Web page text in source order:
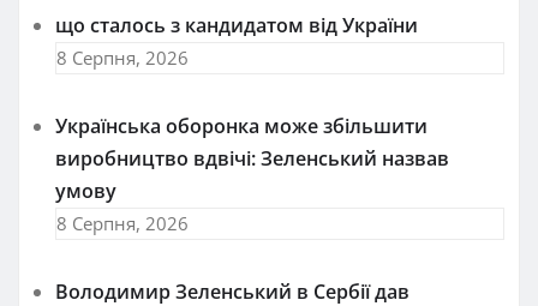
що сталось з кандидатом від України
8 Серпня, 2026
Українська оборонка може збільшити
виробництво вдвічі: Зеленський назвав
умову
8 Серпня, 2026
Володимир Зеленський в Сербії дав